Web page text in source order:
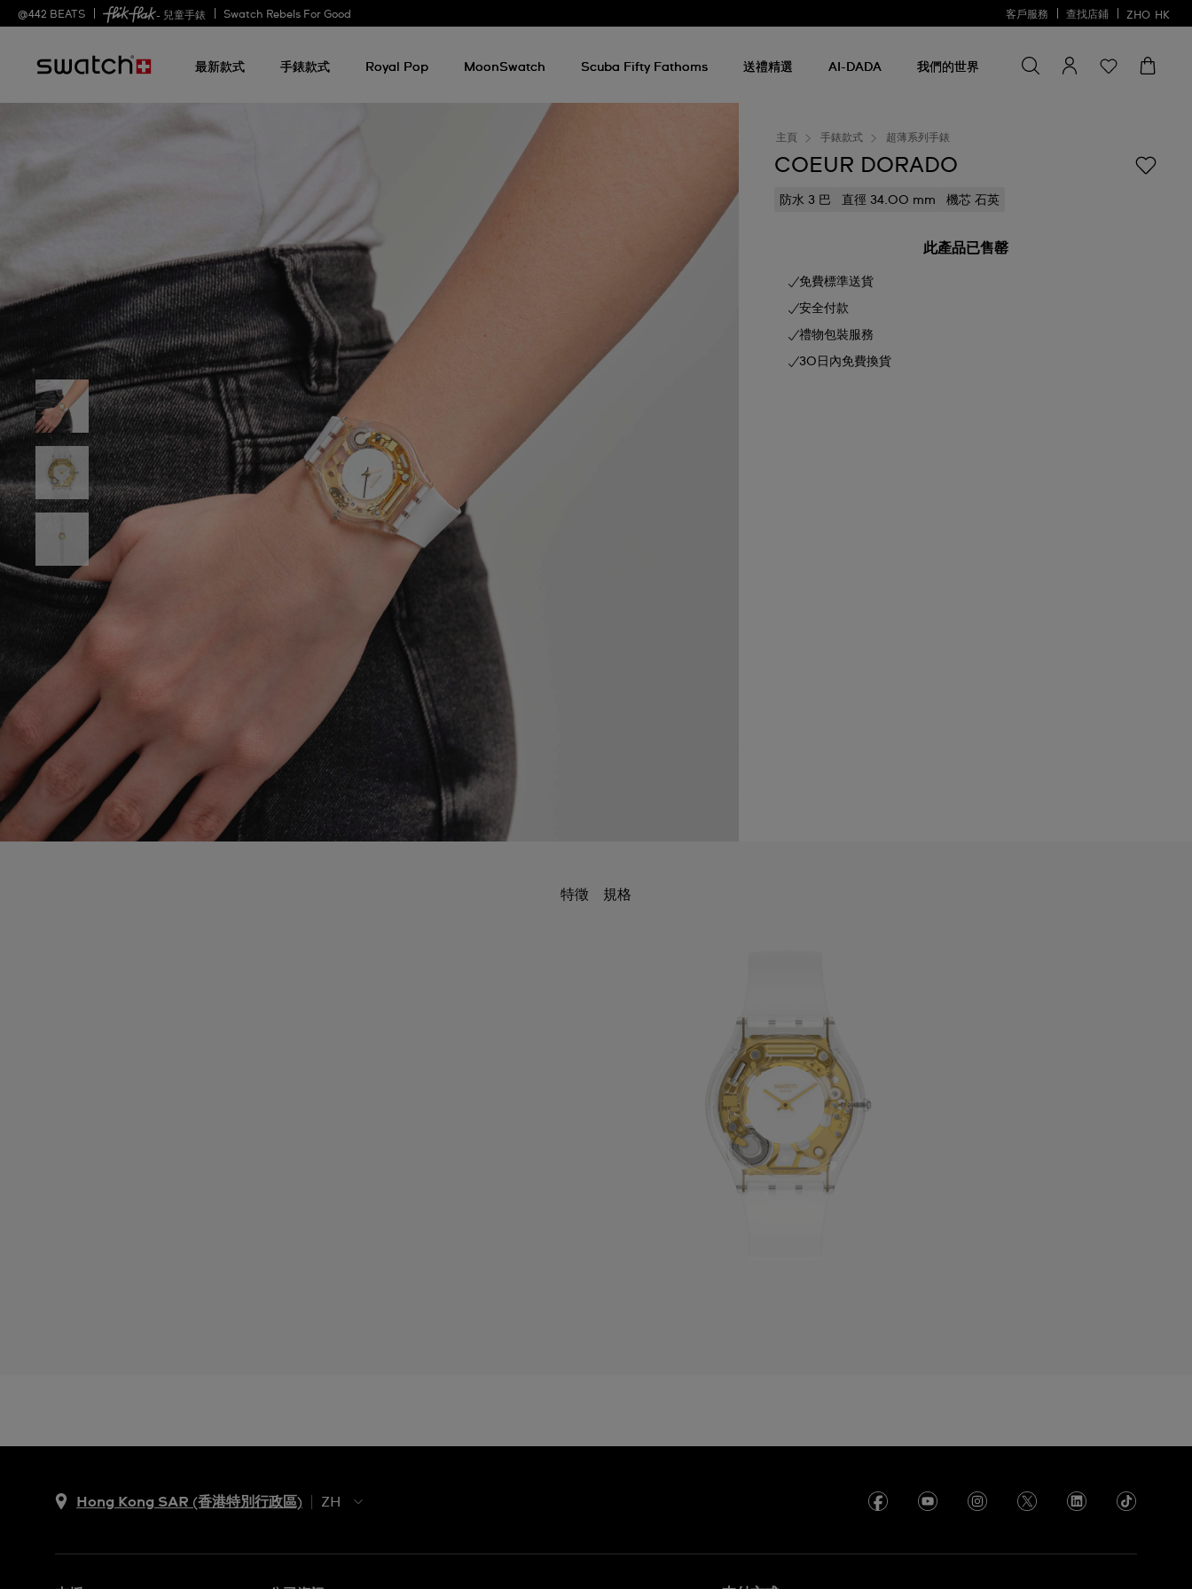
@442 BEATS - 兒童手錶 Swatch Rebels For Good 客戶服務 查找店鋪 ZHO HK
最新款式 手錶款式 Royal Pop MoonSwatch Scuba Fifty Fathoms 送禮精選 AI-DADA 我們的世界
找
一
尋找一些
主頁 手錶款式 超薄系列手錶
COEUR DORADO
防水 3 巴 直徑 34.00 mm 機芯 石英
此產品已售罄
免費標準送貨
安全付款
禮物包裝服務
30日內免費換貨
特徵 規格
Hong Kong SAR (香港特別行政區)
ZH
EN